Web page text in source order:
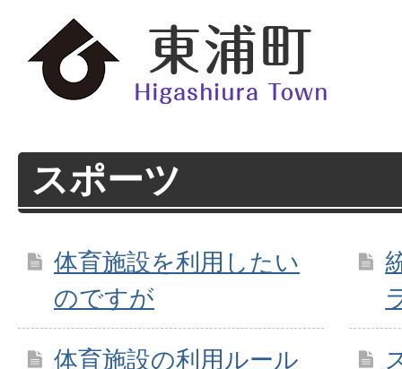
スポーツ
体育施設を利用したい
のですが
体育施設の利用ルール